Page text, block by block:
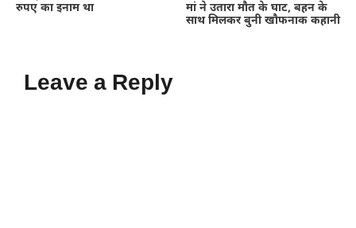
रुपए का इनाम था
मां ने उतारा मौत के घाट, बहन के
साथ मिलकर बुनी खौफनाक कहानी
Leave a Reply